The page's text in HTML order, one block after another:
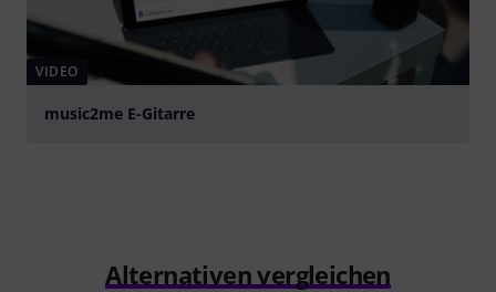
VIDEO
music2me E-Gitarre
Alternativen vergleichen